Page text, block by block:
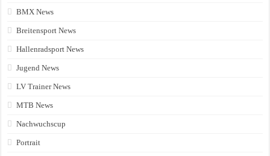
BMX News
Breitensport News
Hallenradsport News
Jugend News
LV Trainer News
MTB News
Nachwuchscup
Portrait